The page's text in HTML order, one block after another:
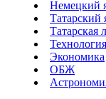
Немецкий
Татарский
Татарская
Технология
Экономика
ОБЖ